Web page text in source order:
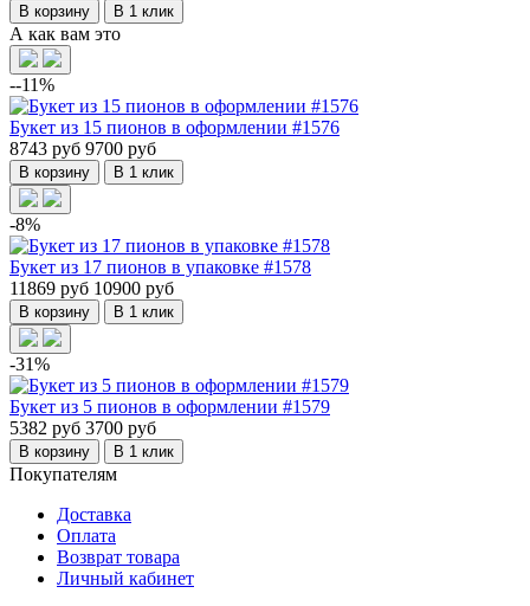
В корзину В 1 клик
А как вам это
--11%
Букет из 15 пионов в оформлении #1576
8743 руб 9700 руб
В корзину В 1 клик
-8%
Букет из 17 пионов в упаковке #1578
11869 руб 10900 руб
В корзину В 1 клик
-31%
Букет из 5 пионов в оформлении #1579
5382 руб 3700 руб
В корзину В 1 клик
Покупателям
Доставка
Оплата
Возврат товара
Личный кабинет